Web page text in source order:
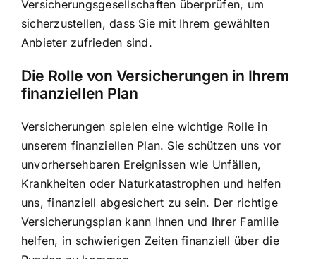
Versicherungsgesellschaften überprüfen, um
sicherzustellen, dass Sie mit Ihrem gewählten
Anbieter zufrieden sind.
Die Rolle von Versicherungen in Ihrem
finanziellen Plan
Versicherungen spielen eine wichtige Rolle in
unserem finanziellen Plan. Sie schützen uns vor
unvorhersehbaren Ereignissen wie Unfällen,
Krankheiten oder Naturkatastrophen und helfen
uns, finanziell abgesichert zu sein. Der richtige
Versicherungsplan kann Ihnen und Ihrer Familie
helfen, in schwierigen Zeiten finanziell über die